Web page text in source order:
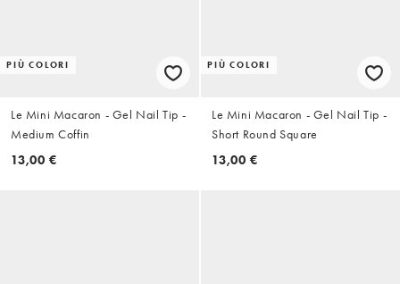
PIÙ COLORI
Le Mini Macaron - Gel Nail Tip -
Medium Coffin
13,00 €
PIÙ COLORI
Le Mini Macaron - Gel Nail Tip -
Short Round Square
13,00 €